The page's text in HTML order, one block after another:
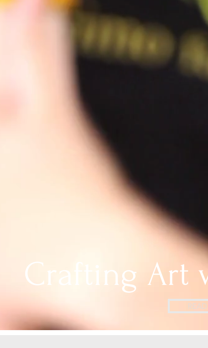
Crafting Art